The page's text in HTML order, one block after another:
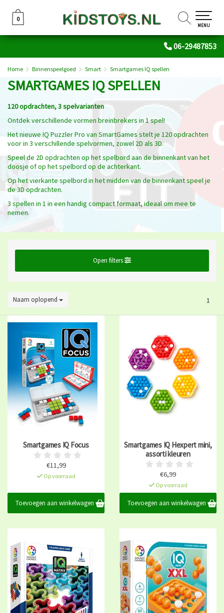
06-29487853
0
0
MENU
Home Binnenspeelgoed Smart Smartgames IQ spellen
SMARTGAMES IQ SPELLEN
120 opdrachten, 3 spelvarianten
Ontdek verschillende vormen breinbrekers in 1 spel!
Het nieuwe IQ Puzzler Pro van SmartGames stelt je 120 opdrachten
voor in 3 verschillende spelvormen, zowel 2D als 3D.
Speel de 2D opdrachten op het spelbord aan de binnenkant van het
doosje of op het spelbord op de achterkant.
Op het vierkante spelbord in het midden van de binnenkant speel je
de 3D opdrachten.
3 spellen in 1 in een handig compact formaat, ideaal om mee te
nemen.
Open filters
Naam oplopend 1
Smartgames IQ Focus
€11,99
Op voorraad
Toevoegen aan winkelwagen
Smartgames IQ Hexpert mini,
assorti kleuren
€6,99
Op voorraad
Toevoegen aan winkelwagen